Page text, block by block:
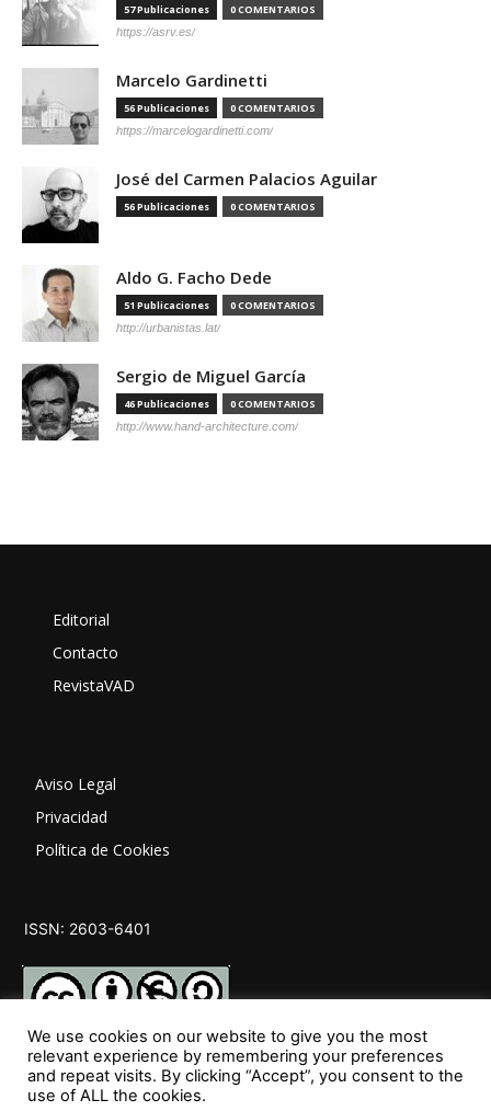
57 Publicaciones 0 COMENTARIOS
https://asrv.es/
Marcelo Gardinetti
56 Publicaciones 0 COMENTARIOS
https://marcelogardinetti.com/
José del Carmen Palacios Aguilar
56 Publicaciones 0 COMENTARIOS
Aldo G. Facho Dede
51 Publicaciones 0 COMENTARIOS
http://urbanistas.lat/
Sergio de Miguel García
46 Publicaciones 0 COMENTARIOS
http://www.hand-architecture.com/
Editorial
Contacto
RevistaVAD
Aviso Legal
Privacidad
Política de Cookies
ISSN: 2603-6401
SÍGUENOS
We use cookies on our website to give you the most
relevant experience by remembering your preferences
and repeat visits. By clicking “Accept”, you consent to the
use of ALL the cookies.